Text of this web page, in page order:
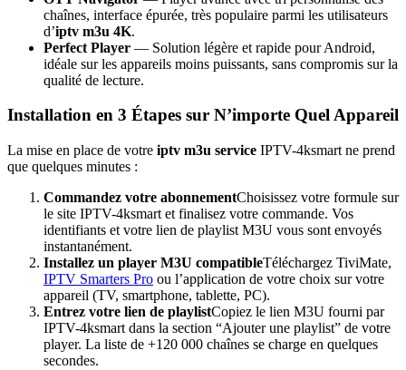
chaînes, interface épurée, très populaire parmi les utilisateurs
d’iptv m3u 4K.
Perfect Player — Solution légère et rapide pour Android,
idéale sur les appareils moins puissants, sans compromis sur la
qualité de lecture.
Installation en 3 Étapes sur N’importe Quel Appareil
La mise en place de votre iptv m3u service IPTV-4ksmart ne prend
que quelques minutes :
Commandez votre abonnementChoisissez votre formule sur
le site IPTV-4ksmart et finalisez votre commande. Vos
identifiants et votre lien de playlist M3U vous sont envoyés
instantanément.
Installez un player M3U compatibleTéléchargez TiviMate,
IPTV Smarters Pro ou l’application de votre choix sur votre
appareil (TV, smartphone, tablette, PC).
Entrez votre lien de playlistCopiez le lien M3U fourni par
IPTV-4ksmart dans la section “Ajouter une playlist” de votre
player. La liste de +120 000 chaînes se charge en quelques
secondes.